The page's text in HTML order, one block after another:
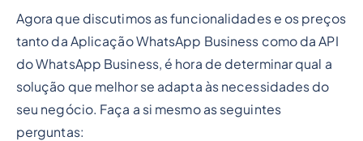
Agora que discutimos as funcionalidades e os preços
tanto da Aplicação WhatsApp Business como da API
do WhatsApp Business, é hora de determinar qual a
solução que melhor se adapta às necessidades do
seu negócio. Faça a si mesmo as seguintes
perguntas: